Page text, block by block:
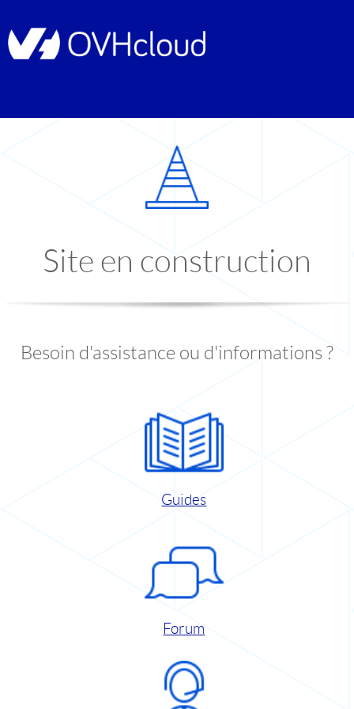
Site en construction
Besoin d'assistance ou d'informations ?
Guides
Forum